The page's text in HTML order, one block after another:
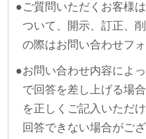
●ご質問いただくお客様
ついて、開示、訂正、
の際はお問い合わせフ
●お問い合わせ内容によ
で回答を差し上げる場
を正しくご記入いただ
回答できない場合がござ